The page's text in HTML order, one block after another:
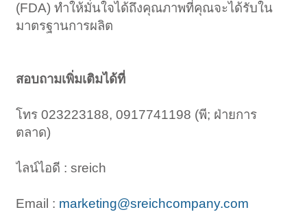
(FDA) ทำให้มั่นใจได้ถึงคุณภาพที่คุณจะได้รับใน
มาตรฐานการผลิต
สอบถามเพิ่มเติมได้ที่
โทร 023223188, 0917741198 (พี; ฝ่ายการ
ตลาด)
ไลน์ไอดี : sreich
Email : marketing@sreichcompany.com